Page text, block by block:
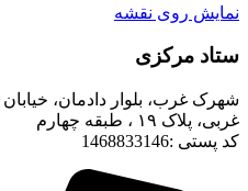
نمایش روی نقشه
ستاد مرکزی
شهرک غرب، بلوار دادمان،
غربی، پلاک ۱۹ ، طبقه چهارم
کد پستی :1468833146